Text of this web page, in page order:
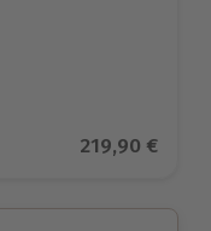
BewertungenAktueller
219,90 €